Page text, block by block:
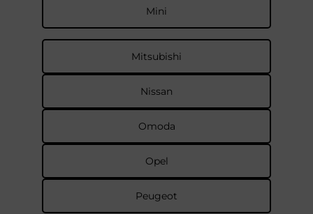
Mini
Mitsubishi
Nissan
Omoda
Opel
Peugeot